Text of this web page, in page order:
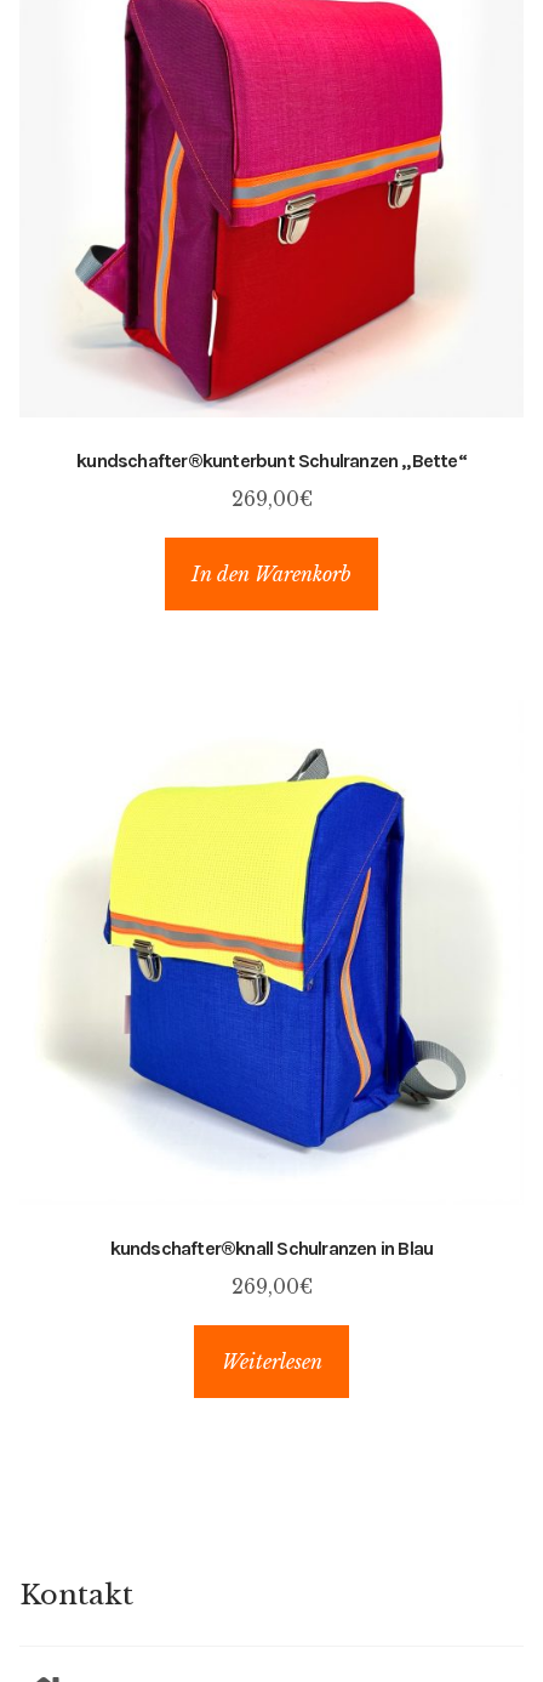
kundschafter​®​kunterbunt Schulranzen „Bette“
269,00€
In den Warenkorb
kundschafter​®​knall Schulranzen in Blau
269,00€
Weiterlesen
Kontakt
n
w